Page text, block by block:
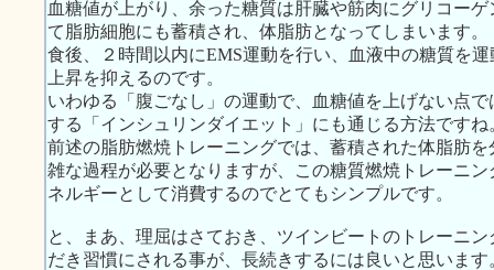
血糖値が上がり、余った糖質は肝臓や筋肉にグリコー
て脂肪細胞にも蓄積され、体脂肪となってしまいます。
食後、２時間以内にEMS運動を行い、血液中の糖質を
上昇を抑えるのです。
いわゆる「腹ごなし」の運動で、血糖値を上げない点
する「インシュリンダイエット」にも通じる方法ですね
前述の脂肪燃焼トレーニングでは、蓄積された体脂肪
雑な過程が必要となりますが、この糖質燃焼トレーニ
ネルギーとして消費するのでとてもシンプルです。
と、まあ、理屈はさておき、ツインビートのトレーニ
だき習慣にされる事が、長続きするには良いと思います